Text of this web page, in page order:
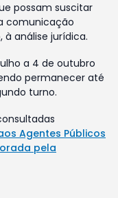
possam suscitar
comunicação
à análise jurídica.
a 4 de outubro
permanecer até
turno.
Agentes Públicos
pela